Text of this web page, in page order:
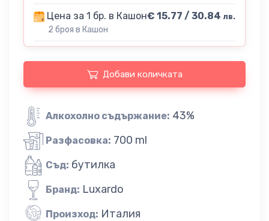
Цена за 1 бр. в Кашон
2 броя в Кашон
€ 15.77 / 30.84 лв.
Добави количката
Алкохолно съдържание: 43%
Разфасовка: 700 ml
Съд: бутилка
Бранд: Luxardo
Произход: Италия